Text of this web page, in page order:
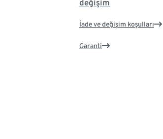
değişim
İade ve değişim koşulları
Garanti